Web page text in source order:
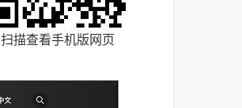
扫描查看手机版网页